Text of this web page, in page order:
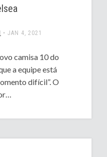
• JAN 4, 2021
camisa 10 do
a equipe está
difícil”. O